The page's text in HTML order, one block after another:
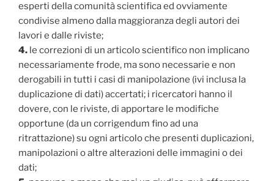
esperti della comunità scientifica ed ovviamente
condivise almeno dalla maggioranza degli autori dei
lavori e dalle riviste;
4. le correzioni di un articolo scientifico non implicano
necessariamente frode, ma sono necessarie e non
derogabili in tutti i casi di manipolazione (ivi inclusa la
duplicazione di dati) accertati; i ricercatori hanno il
dovere, con le riviste, di apportare le modifiche
opportune (da un corrigendum fino ad una
ritrattazione) su ogni articolo che presenti duplicazioni,
manipolazioni o altre alterazioni delle immagini o dei
dati;